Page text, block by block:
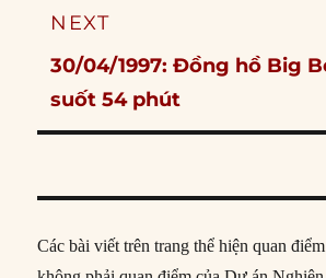
NEXT
Next
post:
30/04/1997: Đồng hồ Big
suốt 54 phút
Các bài viết trên trang thể hiện quan